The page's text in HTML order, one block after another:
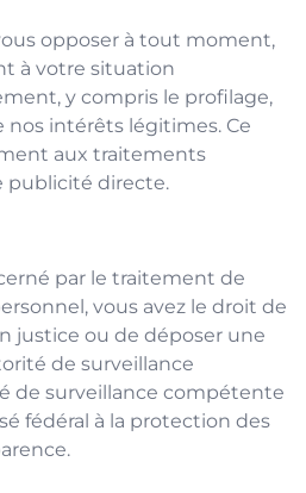
opposer à tout moment,
à votre situation
y compris le profilage,
nos intérêts légitimes. Ce
aux traitements
publicité directe.
par le traitement de
vous avez le droit de
justice ou de déposer une
de surveillance
de surveillance compétente
fédéral à la protection des
.